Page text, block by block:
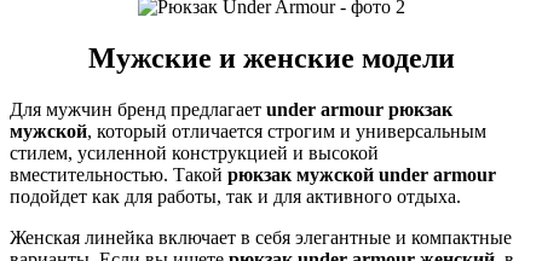
Мужские и женские модели
Для мужчин бренд предлагает under armour рюкзак
мужской, который отличается строгим и универсальным
стилем, усиленной конструкцией и высокой
вместительностью. Такой рюкзак мужской under armour
подойдет как для работы, так и для активного отдыха.
Женская линейка включает в себя элегантные и компактные